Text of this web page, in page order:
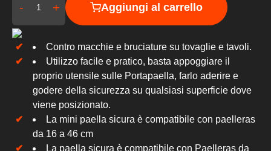
- + Aggiungi al carrello
Contro macchie e bruciature su tovaglie e tavoli.
Utilizzo facile e pratico, basta appoggiare il
proprio utensile sulle Portapaella, farlo aderire e
godere della sicurezza su qualsiasi superficie dove
viene posizionato.
La mini paella sicura è compatibile con paelleras
da 16 a 46 cm
La paella sicura è compatibile con Paelleras da